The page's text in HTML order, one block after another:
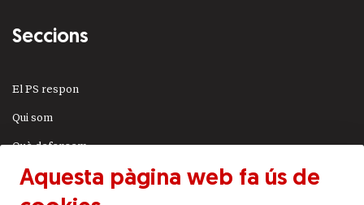
Seccions
El PS respon
Qui som
Què defensem
Actualitat
Aquesta pàgina web fa ús de